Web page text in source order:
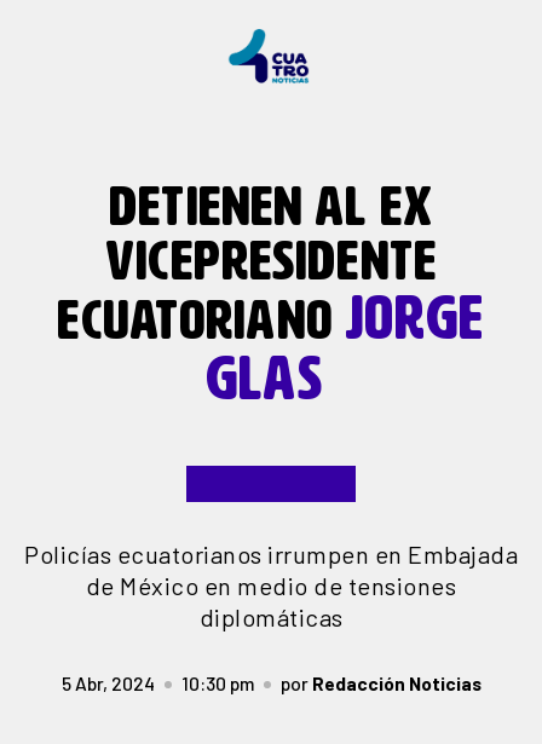
DETIENEN AL EX
VICEPRESIDENTE
ECUATORIANO JORGE
GLAS
Policías ecuatorianos irrumpen en Embajada
de México en medio de tensiones
diplomáticas
5 Abr, 2024 10:30 pm por Redacción Noticias